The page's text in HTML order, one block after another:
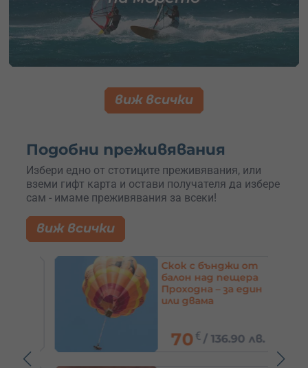
виж всички
Подобни преживявания
Избери едно от стотиците преживявания, или
вземи гифт карта и остави получателя да избере
сам - имаме преживявания за всеки!
виж всички
Скок с бънджи от
балон над пещера
Проходна – за един
или двама
70€/ 136.90 лв.